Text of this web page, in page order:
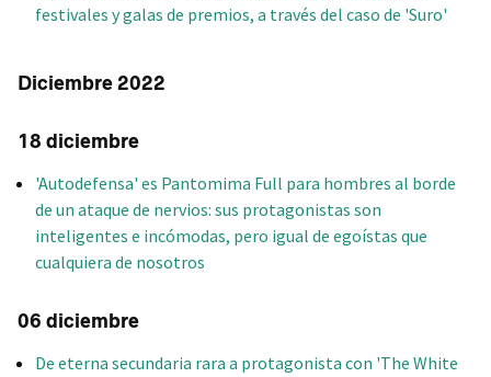
festivales y galas de premios, a través del caso de 'Suro'
Diciembre 2022
18 diciembre
'Autodefensa' es Pantomima Full para hombres al borde
de un ataque de nervios: sus protagonistas son
inteligentes e incómodas, pero igual de egoístas que
cualquiera de nosotros
06 diciembre
De eterna secundaria rara a protagonista con 'The White